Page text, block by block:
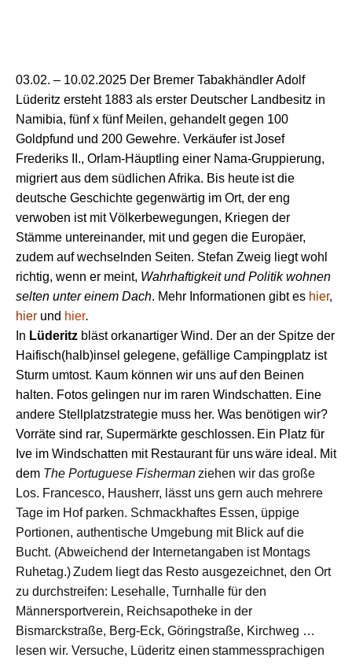
03.02. – 10.02.2025 Der Bremer Tabakhändler Adolf
Lüderitz ersteht1883 als erster Deutscher Landbesitz in
Namibia, fünfx fünfMeilen, gehandelt gegen 100
Goldpfund und 200 Gewehre. Verkäufer istJosef
Frederiks II., Orlam-Häuptling einer Nama-Gruppierung,
migriertaus dem südlichen Afrika. Bis heute ist die
deutsche Geschichte gegenwärtig im Ort, der eng
verwoben ist mitVölkerbewegungen, Kriegen der
Stämme untereinander, mit und gegen die Europäer,
zudem auf wechselnden Seiten. Stefan Zweig liegt wohl
richtig, wenn er meint, Wahrhaftigkeit und Politik wohnen
selten unter einem Dach. Mehr Informationen gibt es hier,
hier und hier.
In Lüderitz bläst orkanartiger Wind. Der an der Spitze der
Haifisch(halb)insel gelegene, gefällige Campingplatz ist
Sturm umtost. Kaum können wir uns auf den Beinen
halten. Fotos gelingen nur im raren Windschatten. Eine
andere Stellplatzstrategie muss her. Was benötigen wir?
Vorräte sind rar, Supermärkte geschlossen. Ein Platz für
Ive im Windschatten mitRestaurantfür unswäre ideal . Mit
dem The Portuguese Fishermanziehen wir das große
Los. Francesco, Hausherr, lässt uns gern auch mehrere
Tage im Hof parken. Schmackhaftes Essen, üppige
Portionen, authentische Umgebung mit Blick auf die
Bucht. (Abweichend der Internetangaben ist Montags
Ruhetag.)Zudem liegt das Resto ausgezeichnet, den Ort
zu durchstreifen: Lesehalle, Turnhalle für den
Männersportverein, Reichsapotheke in der
Bismarckstraße, Berg-Eck, Göringstraße, Kirchweg …
lesen wir. Versuche, Lüderitz einen stammessprachigen